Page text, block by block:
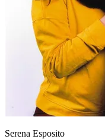
Serena Esposito